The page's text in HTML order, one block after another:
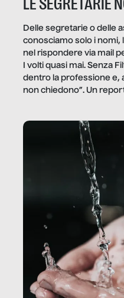
LE SEGRETARIE
Delle segretarie o delle
conosciamo solo i nomi,
nel rispondere via mail
I volti quasi mai. Senza
dentro la professione e,
non chiedono”. Un